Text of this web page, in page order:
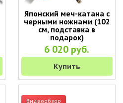
Японский меч-катана с
черными ножнами (102
см, подставка в
подарок)
6 020 руб.
Купить
Видеообзор